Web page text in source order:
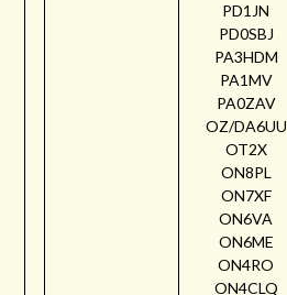
PD1JN
PD0SBJ
PA3HDM
PA1MV
PA0ZAV
OZ/DA6UU
OT2X
ON8PL
ON7XF
ON6VA
ON6ME
ON4RO
ON4CLQ